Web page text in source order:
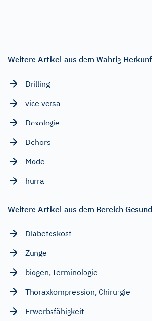
Weitere Artikel aus dem Wahrig
Drilling
vice versa
Doxologie
Dehors
Mode
hurra
Weitere Artikel aus dem Bereich
Diabeteskost
Zunge
biogen, Terminologie
Thoraxkompression, Chirurgie
Erwerbsfähigkeit